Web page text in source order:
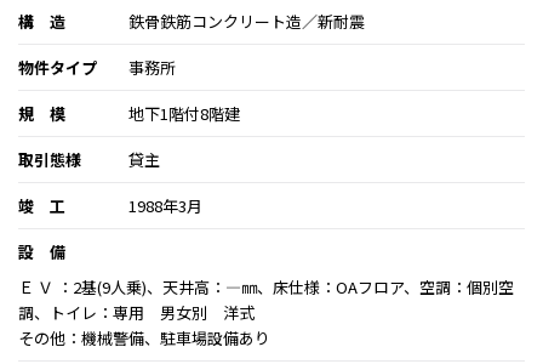
構 造
鉄骨鉄筋コンクリート造／新耐震
物件タイプ
事務所
規 模
地下1階付8階建
取引態様
貸主
竣 工
1988年3月
設 備
Ｅ Ｖ ：2基(9人乗)、天井高：―㎜、床仕様：OAフロア、空調：個別空
調、トイレ：専用 男女別 洋式
その他：機械警備、駐車場設備あり